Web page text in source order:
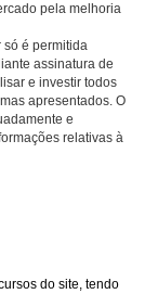
pela melhoria
só é permitida
assinatura de
e investir todos
apresentados. O
e
relativas à
do site, tendo